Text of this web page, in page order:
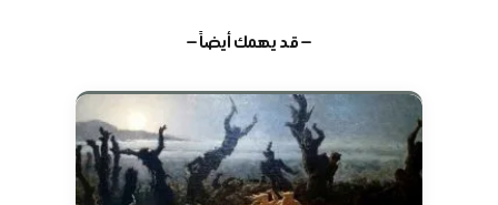
— قد يهمك أيضاً —